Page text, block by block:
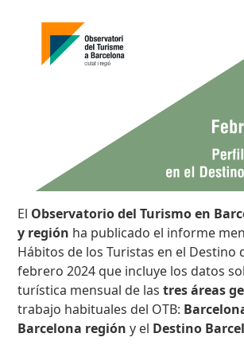
El Observatorio del Turismo en
y región ha publicado el informe
Hábitos de los Turistas en el Destino
febrero 2024 que incluye los datos
turística mensual de las tres áreas
trabajo habituales del OTB:
Barcelona región y el Destino